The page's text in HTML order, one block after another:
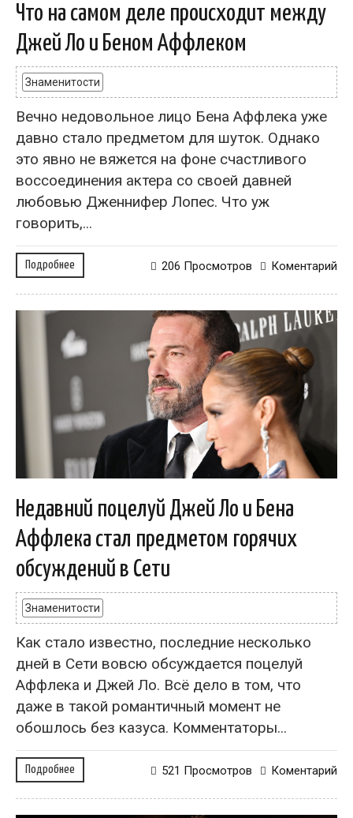
Что на самом деле происходит между
Джей Ло и Беном Аффлеком
Знаменитости
Вечно недовольное лицо Бена Аффлека уже
давно стало предметом для шуток. Однако
это явно не вяжется на фоне счастливого
воссоединения актера со своей давней
любовью Дженнифер Лопес. Что уж
говорить,...
Подробнее Коментарий
206 Просмотров
Недавний поцелуй Джей Ло и Бена
Аффлека стал предметом горячих
обсуждений в Сети
Знаменитости
Как стало известно, последние несколько
дней в Сети вовсю обсуждается поцелуй
Аффлека и Джей Ло. Всё дело в том, что
даже в такой романтичный момент не
обошлось без казуса. Комментаторы...
Подробнее Коментарий
521 Просмотров